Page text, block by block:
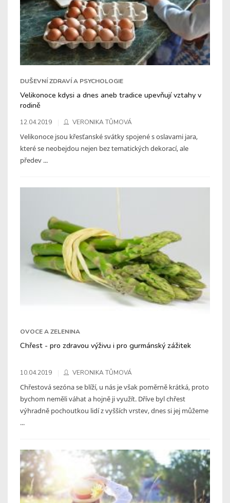
DUŠEVNÍ ZDRAVÍ A PSYCHOLOGIE
Velikonoce kdysi a dnes aneb tradice upevňují vztahy v
rodině
12.04.2019 VERONIKA TŮMOVÁ
Velikonoce jsou křesťanské svátky spojené s oslavami jara,
které se neobejdou nejen bez tematických dekorací, ale
předev ...
OVOCE A ZELENINA
Chřest - pro zdravou výživu i pro gurmánský zážitek
10.04.2019 VERONIKA TŮMOVÁ
Chřestová sezóna se blíží, u nás je však poměrně krátká, proto
bychom neměli váhat a hojně ji využít. Dříve byl chřest
výhradně pochoutkou lidí z vyšších vrstev, dnes si jej můžeme
...